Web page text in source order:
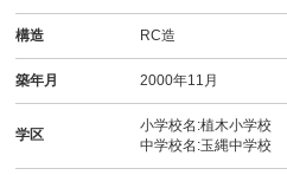
構造 RC造
築年月 2000年11月
学区
小学校名:植木小学校
中学校名:玉縄中学校